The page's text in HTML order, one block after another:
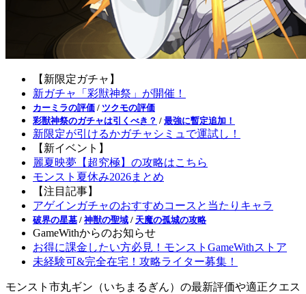
【新限定ガチャ】
新ガチャ「彩獣神祭」が開催！
カーミラの評価 / ツクモの評価
彩獣神祭のガチャは引くべき？ / 最強に暫定追加！
新限定が引けるかガチャシミュで運試し！
【新イベント】
麗夏映夢【超究極】の攻略はこちら
モンスト夏休み2026まとめ
【注目記事】
アゲインガチャのおすすめコースと当たりキャラ
破界の星墓 / 神獣の聖域 / 天魔の孤城の攻略
GameWithからのお知らせ
お得に課金したい方必見！モンストGameWithストア
未経験可&完全在宅！攻略ライター募集！
モンスト市丸ギン（いちまるぎん）の最新評価や適正クエス